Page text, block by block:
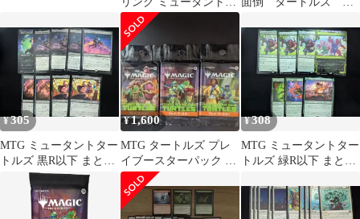
ートルズ Turtle Team-
Up 英語版 1組入 6個セ
ット まとめ売り
¥305
MTG ミュータントター
トルズ 黒R以下 まとめ
売り 9枚
¥1,600
MTG タートルズ プレ
イブースターパック 日
本語版 未開封セット マ
ジック
¥308
MTG ミュータントター
トルズ 緑R以下 まとめ